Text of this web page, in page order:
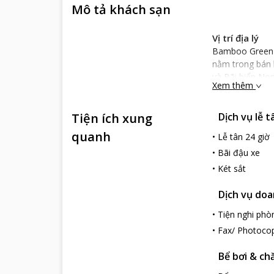
Mô tả khách sạn
Vị trí địa lý
Bamboo
nằm trong bán
và Bãi biển
Một điểm vô
Đặc điểm
Là một khách
Mỗi phòng nghỉ
Mỗi phòng
Một số dịch
tham quan. Và
hay dịch vụ tổ
cho các kì
Xem thêm
Tiện ích xung
quanh
Dịch vụ lễ
• Lễ tân 24 giờ
• Bãi đậu xe
• Két sắt
Dịch vụ
• Tiện nghi
• Fax/
Bể bơi &